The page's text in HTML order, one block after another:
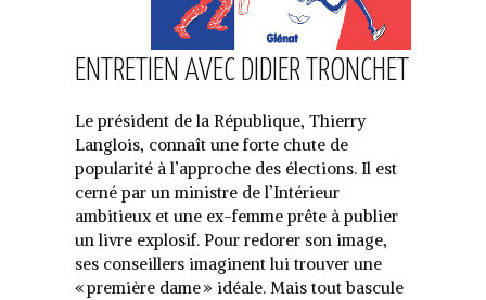
ENTRETIEN AVEC DIDIER TRONCHET
Le président de la République, Thierry
Langlois, connaît une forte chute de
popularité à l’approche des élections. Il est
cerné par un ministre de l’Intérieur
ambitieux et une ex-femme prête à publier
un livre explosif. Pour redorer son image,
ses conseillers imaginent lui trouver une
« première dame » idéale. Mais tout bascule